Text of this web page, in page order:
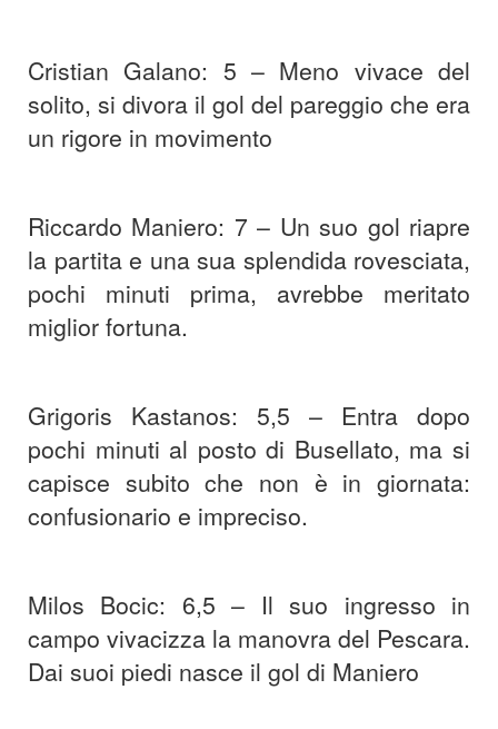
Cristian Galano: 5 – Meno vivace del
solito, si divora il gol del pareggio che era
un rigore in movimento
Riccardo Maniero: 7 – Un suo gol riapre
la partita e una sua splendida rovesciata,
pochi minuti prima, avrebbe meritato
miglior fortuna.
Grigoris Kastanos: 5,5 – Entra dopo
pochi minuti al posto di Busellato, ma si
capisce subito che non è in giornata:
confusionario e impreciso.
Milos Bocic: 6,5 – Il suo ingresso in
campo vivacizza la manovra del Pescara.
Dai suoi piedi nasce il gol di Maniero